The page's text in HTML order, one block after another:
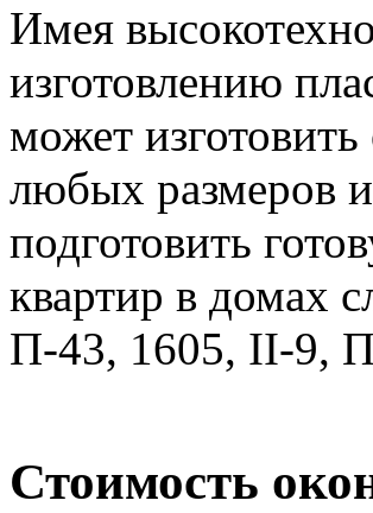
Имея
изготовлению
может
любых размеров
подготовить
квартир в домах
П-43, 1605, II-9,
Стоимость